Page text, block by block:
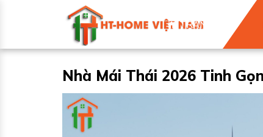
TRANG CHỦ
Nhà Mái Thái 2026 Tinh